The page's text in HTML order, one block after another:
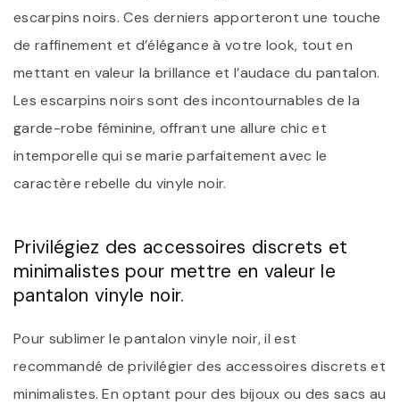
escarpins noirs. Ces derniers apporteront une touche
de raffinement et d’élégance à votre look, tout en
mettant en valeur la brillance et l’audace du pantalon.
Les escarpins noirs sont des incontournables de la
garde-robe féminine, offrant une allure chic et
intemporelle qui se marie parfaitement avec le
caractère rebelle du vinyle noir.
Privilégiez des accessoires discrets et
minimalistes pour mettre en valeur le
pantalon vinyle noir.
Pour sublimer le pantalon vinyle noir, il est
recommandé de privilégier des accessoires discrets et
minimalistes. En optant pour des bijoux ou des sacs au